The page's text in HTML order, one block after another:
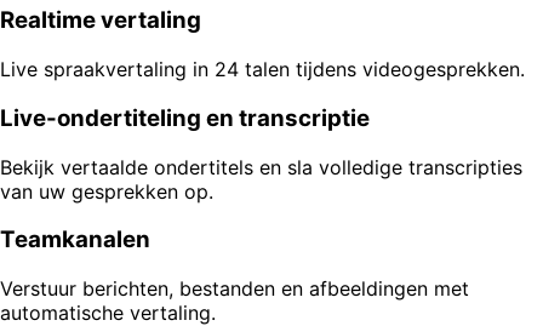
Realtime vertaling
Live spraakvertaling in 24 talen tijdens videogesprekken.
Live-ondertiteling en transcriptie
Bekijk vertaalde ondertitels en sla volledige transcripties
van uw gesprekken op.
Teamkanalen
Verstuur berichten, bestanden en afbeeldingen met
automatische vertaling.